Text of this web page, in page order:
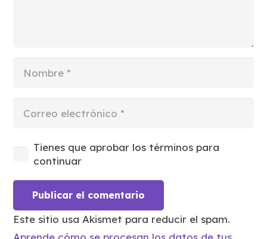
Tienes que aprobar los términos para
continuar
Publicar el comentario
Este sitio usa Akismet para reducir el spam.